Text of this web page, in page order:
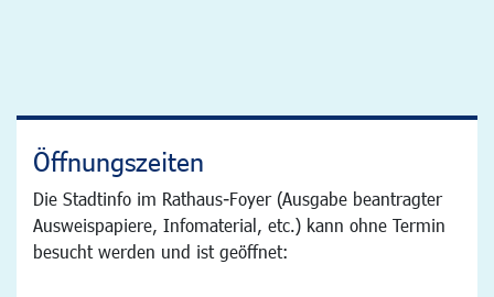
Öffnungszeiten
Die Stadtinfo im Rathaus-Foyer (Ausgabe beantragter
Ausweispapiere, Infomaterial, etc.) kann ohne Termin
besucht werden und ist geöffnet: